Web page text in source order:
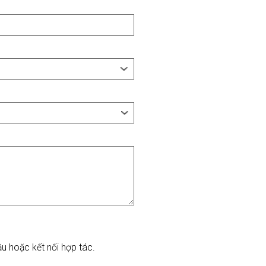
hoặc kết nối hợp tác.